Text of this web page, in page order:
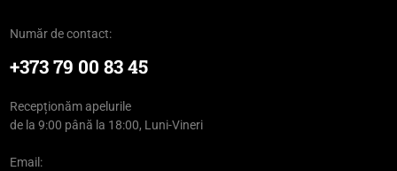
Număr de contact:
+373 79 00 83 45
Recepționăm apelurile
de la 9:00 până la 18:00, Luni-Vineri
Email: